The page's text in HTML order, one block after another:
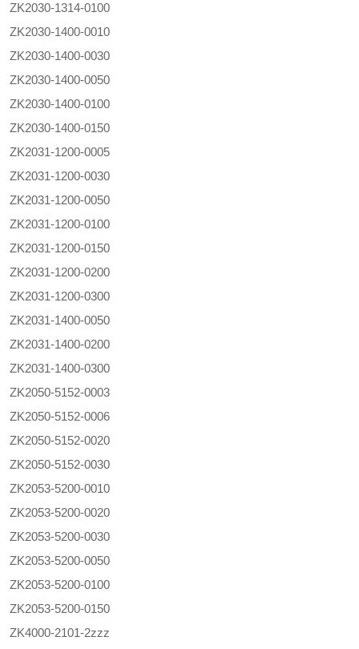
ZK2030-1314-0100
ZK2030-1400-0010
ZK2030-1400-0030
ZK2030-1400-0050
ZK2030-1400-0100
ZK2030-1400-0150
ZK2031-1200-0005
ZK2031-1200-0030
ZK2031-1200-0050
ZK2031-1200-0100
ZK2031-1200-0150
ZK2031-1200-0200
ZK2031-1200-0300
ZK2031-1400-0050
ZK2031-1400-0200
ZK2031-1400-0300
ZK2050-5152-0003
ZK2050-5152-0006
ZK2050-5152-0020
ZK2050-5152-0030
ZK2053-5200-0010
ZK2053-5200-0020
ZK2053-5200-0030
ZK2053-5200-0050
ZK2053-5200-0100
ZK2053-5200-0150
ZK4000-2101-2zzz